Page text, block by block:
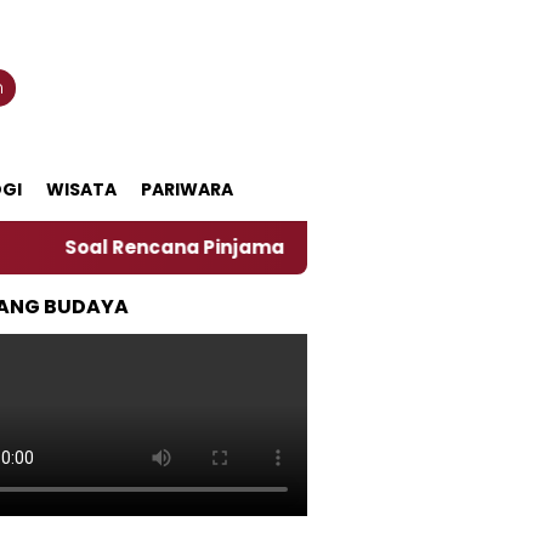
WISATA PARIWARA
Pinjaman Daerah Pemkab Jember, Ini Kata
BUDAYA